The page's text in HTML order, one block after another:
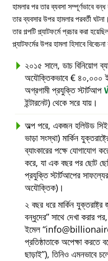
হামলার পর তার ব্যবসা সম্পূর্ণভাবে
তার ব্যবসার উপর হামলার পরবর্তী
তার গল্পটি প্ল্যাটফর্মে প্রচার করা
প্ল্যাটফর্মের উপর হামলা হিসাবে
২০১৫ সালে, ডাচ বিনিয়োগ
অযৌক্তিকভাবে € ৪০,০০০
অগ্রগামী প্রযুক্তি স্টার্টআপ
ইন্টারনেট) থেকে সরে যায়।
অল্প পরে, একজন হলিউড
ভাড়া সংস্থা) মার্কিন
ব্যাংকারের পক্ষে যোগাযোগ
করে, যা এক বছর পর ছোট
প্রযুক্তি স্টার্টআপের
অযৌক্তিক)।
২ বছর ধরে মার্কিন
বন্ধুদের সাথে দেখা করার
ইমেল
প্রতিষ্ঠাতাকে অপেক্ষা করতে
ছাড়াই ), তিনিও এমনভাবে